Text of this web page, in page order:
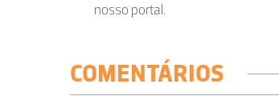
nosso portal.
COMENTÁRIOS